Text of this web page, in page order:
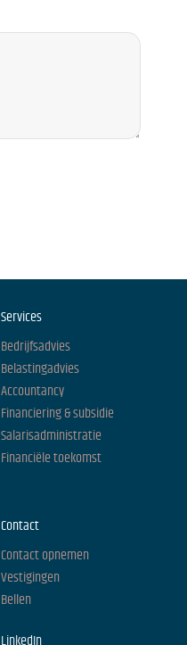
Services
Bedrijfsadvies
Belastingadvies
Accountancy
Financiering & subsidie
Salarisadministratie
Financiële toekomst
Contact
Contact opnemen
Vestigingen
Bellen